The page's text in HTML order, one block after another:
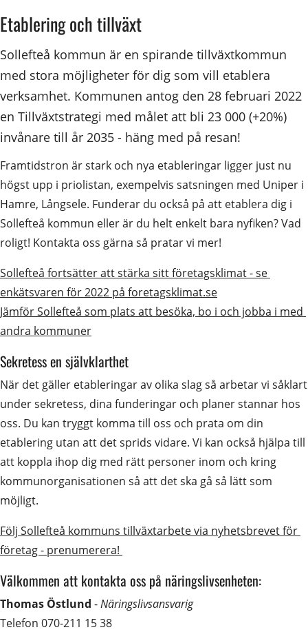
Etablering och tillväxt
Sollefteå kommun är en spirande tillväxtkommun
med stora möjligheter för dig som vill etablera
verksamhet. Kommunen antog den 28 februari 2022
en Tillväxtstrategi med målet att bli 23 000 (+20%)
invånare till år 2035 - häng med på resan!
Framtidstron är stark och nya etableringar ligger just nu
högst upp i priolistan, exempelvis satsningen med Uniper i
Hamre, Långsele. Funderar du också på att etablera dig i
Sollefteå kommun eller är du helt enkelt bara nyfiken? Vad
roligt! Kontakta oss gärna så pratar vi mer!
Sollefteå fortsätter att stärka sitt företagsklimat - se
enkätsvaren för 2022 på foretagsklimat.se
Jämför Sollefteå som plats att besöka, bo i och jobba i med
andra kommuner
Sekretess en självklarthet
När det gäller etableringar av olika slag så arbetar vi såklart
under sekretess, dina funderingar och planer stannar hos
oss. Du kan tryggt komma till oss och prata om din
etablering utan att det sprids vidare. Vi kan också hjälpa till
att koppla ihop dig med rätt personer inom och kring
kommunorganisationen så att det ska gå så lätt som
möjligt.
Följ Sollefteå kommuns tillväxtarbete via nyhetsbrevet för
företag - prenumerera!
Välkommen att kontakta oss på näringslivsenheten:
Thomas Östlund - Näringslivsansvarig
Telefon 070-211 15 38